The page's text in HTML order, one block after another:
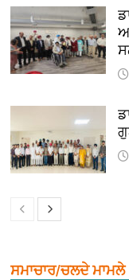
ਸਮਾਚਾਰ/ਚਲਦੇ ਮਾਮਲੇ